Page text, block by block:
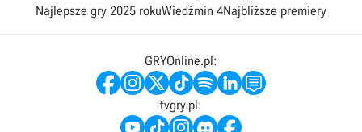
Najlepsze gry 2025 rokuWiedźmin 4Najbliższe premiery
GRYOnline.pl:
tvgry.pl: